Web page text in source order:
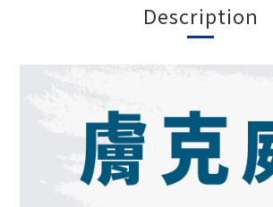
Description